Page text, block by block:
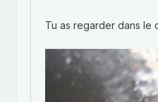
Tu as regarder dans le